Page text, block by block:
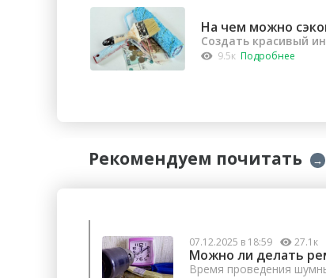
На чем можно
Создать красивый
9.5к Подробнее
Рекомендуем почитать →
07.12.2025 в 18:59 27.1к
Можно ли делать
Время проведения